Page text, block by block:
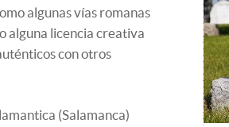
algunas vías romanas
alguna licencia creativa
con otros
(Salamanca)